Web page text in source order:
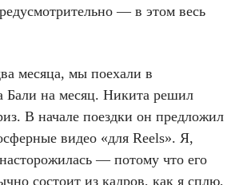
— в этом весь
месяца, мы поехали в
Бали на месяц. Никита решил
В начале поездки он предложил
видео «для Reels». Я,
— потому что его
состоит из кадров, как я сплю,